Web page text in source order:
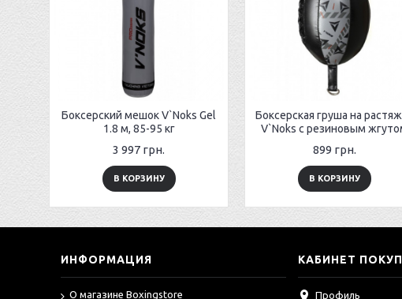
Боксерский мешок V`Noks Gel
1.8 м, 85-95 кг
3 997 грн.
В КОРЗИНУ
Боксерская груша на
V`Noks с резиновым
899 грн.
В КОРЗИНУ
ИНФОРМАЦИЯ
О магазине Boxingstore
КАБИНЕТ
Профиль